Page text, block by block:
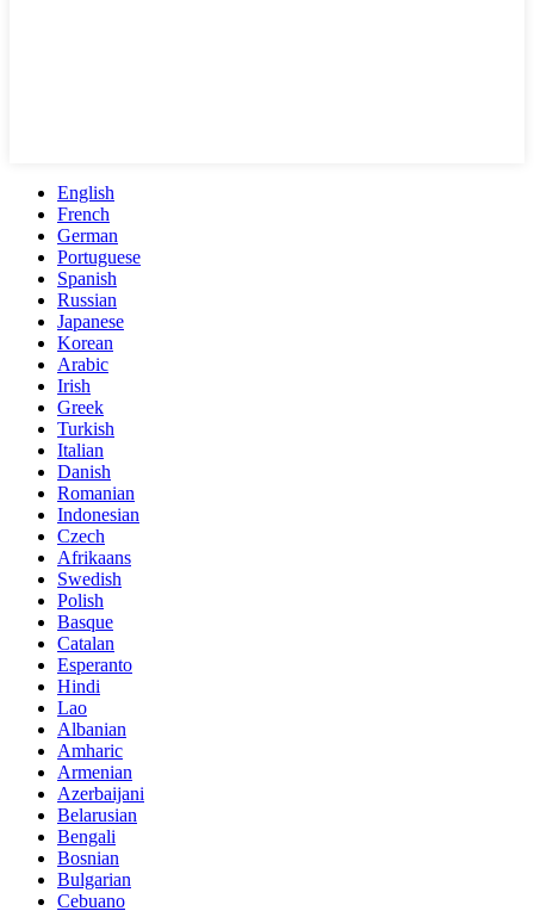
English
French
German
Portuguese
Spanish
Russian
Japanese
Korean
Arabic
Irish
Greek
Turkish
Italian
Danish
Romanian
Indonesian
Czech
Afrikaans
Swedish
Polish
Basque
Catalan
Esperanto
Hindi
Lao
Albanian
Amharic
Armenian
Azerbaijani
Belarusian
Bengali
Bosnian
Bulgarian
Cebuano